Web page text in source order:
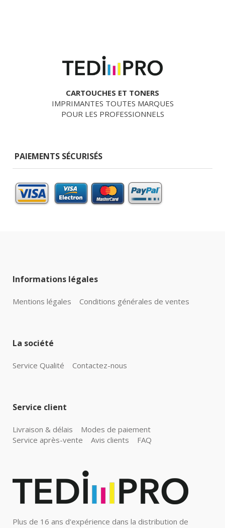
CARTOUCHES ET TONERS
IMPRIMANTES TOUTES MARQUES
POUR LES PROFESSIONNELS
PAIEMENTS SÉCURISÉS
Informations légales
Mentions légales Conditions générales de ventes
La société
Service Qualité Contactez-nous
Service client
Livraison & délais
Modes de paiement
Service après-vente
Avis clients FAQ
Plus de 16 ans d'expérience dans la distribution de